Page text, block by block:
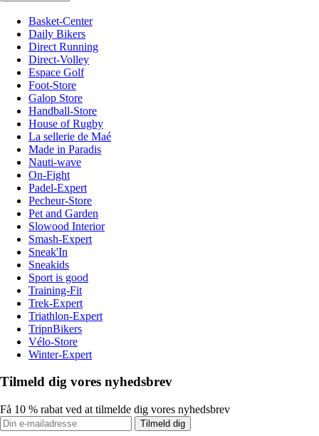
Basket-Center
Daily Bikers
Direct Running
Direct-Volley
Espace Golf
Foot-Store
Galop Store
Handball-Store
House of Rugby
La sellerie de Maé
Made in Paradis
Nauti-wave
On-Fight
Padel-Expert
Pecheur-Store
Pet and Garden
Slowood Interior
Smash-Expert
Sneak'In
Sneakids
Sport is good
Training-Fit
Trek-Expert
Triathlon-Expert
TripnBikers
Vélo-Store
Winter-Expert
Tilmeld dig vores nyhedsbrev
Få 10 % rabat ved at tilmelde dig vores nyhedsbrev
Tilmeld dig